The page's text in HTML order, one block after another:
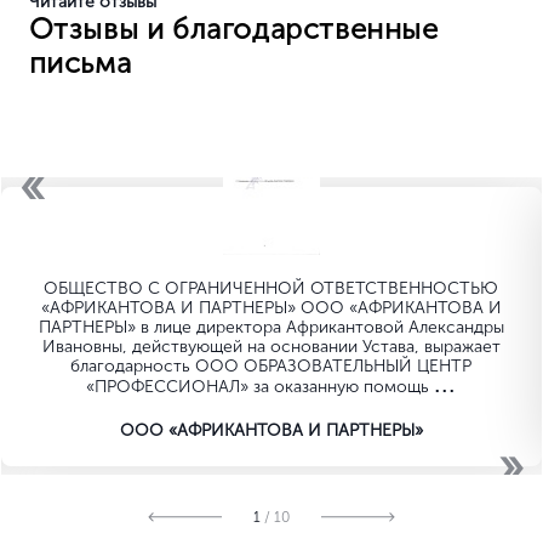
Отзывы и благодарственные
письма
ОБЩЕСТВО C ОГРАНИЧЕННОЙ ОТВЕТСТВЕННОСТЬЮ
«АФРИКАНТОВА И ПАРТНЕРЫ» ООО «АФРИКАНТОВА И
ПАРТНЕРЫ» в лице директора Африкантовой Александры
Ивановны, действующей на основании Устава, выражает
благодарность ООО ОБРАЗОВАТЕЛЬНЫЙ ЦЕНТР
«ПРОФЕССИОНАЛ» за оказанную помощь ...
ООО «АФРИКАНТОВА И ПАРТНЕРЫ»
1/ 10